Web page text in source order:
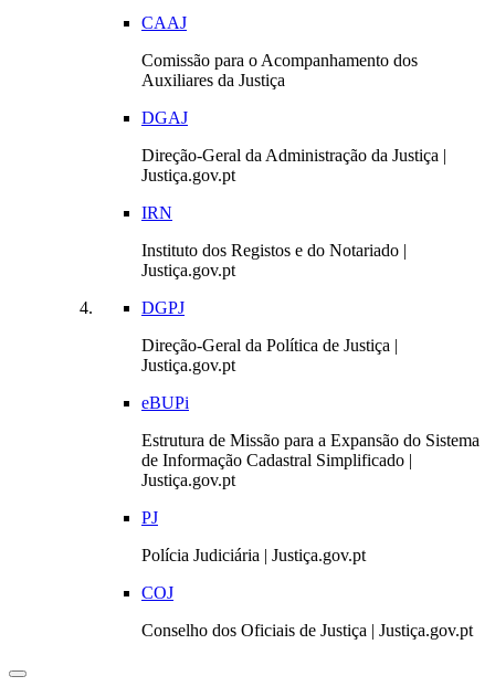
CAAJ
Comissão para o Acompanhamento dos
Auxiliares da Justiça
DGAJ
Direção-Geral da Administração da Justiça |
Justiça.gov.pt
IRN
Instituto dos Registos e do Notariado |
Justiça.gov.pt
DGPJ
Direção-Geral da Política de Justiça |
Justiça.gov.pt
eBUPi
Estrutura de Missão para a Expansão do Sistema
de Informação Cadastral Simplificado |
Justiça.gov.pt
PJ
Polícia Judiciária | Justiça.gov.pt
COJ
Conselho dos Oficiais de Justiça | Justiça.gov.pt
Toggle